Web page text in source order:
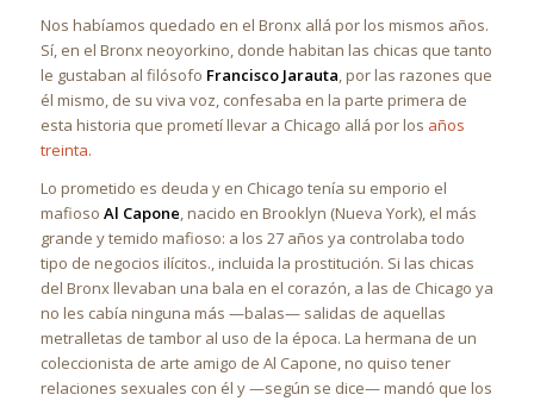
Nos habíamos quedado en el Bronx allá por los mismos años.
Sí, en el Bronx neoyorkino, donde habitan las chicas que tanto
le gustaban al filósofo Francisco Jarauta, por las razones que
él mismo, de su viva voz, confesaba en la parte primera de
esta historia que prometí llevar a Chicago allá por los años
treinta.
Lo prometido es deuda y en Chicago tenía su emporio el
mafioso Al Capone, nacido en Brooklyn (Nueva York), el más
grande y temido mafioso: a los 27 años ya controlaba todo
tipo de negocios ilícitos., incluida la prostitución. Si las chicas
del Bronx llevaban una bala en el corazón, a las de Chicago ya
no les cabía ninguna más —balas— salidas de aquellas
metralletas de tambor al uso de la época. La hermana de un
coleccionista de arte amigo de Al Capone, no quiso tener
relaciones sexuales con él y —según se dice— mandó que los